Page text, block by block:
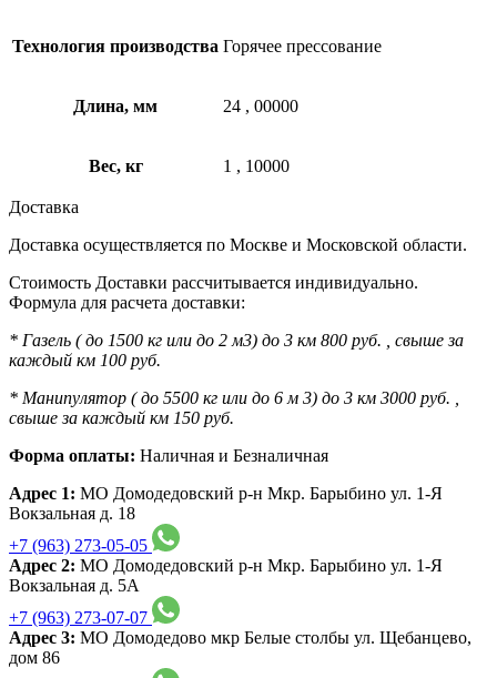
Технология производства Горячее прессование
Длина, мм 24 , 00000
Вес, кг 1 , 10000
Доставка
Доставка осуществляется по Москве и Московской области.
Стоимость Доставки рассчитывается индивидуально.
Формула для расчета доставки:
* Газель ( до 1500 кг или до 2 м3) до 3 км 800 руб. , свыше за
каждый км 100 руб.
* Манипулятор ( до 5500 кг или до 6 м 3) до 3 км 3000 руб. ,
свыше за каждый км 150 руб.
Форма оплаты: Наличная и Безналичная
Адрес 1: МО Домодедовский р-н Мкр. Барыбино ул. 1-Я
Вокзальная д. 18
+7 (963) 273-05-05
Адрес 2: МО Домодедовский р-н Мкр. Барыбино ул. 1-Я
Вокзальная д. 5А
+7 (963) 273-07-07
Адрес 3: МО Домодедово мкр Белые столбы ул. Щебанцево,
дом 86